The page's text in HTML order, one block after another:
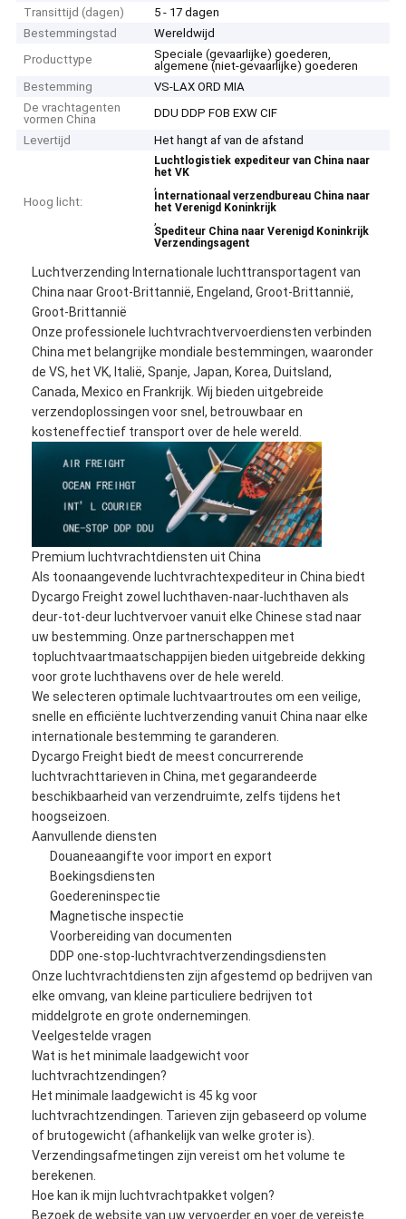
Thuis
Producten
Over ons
Transittijd (dagen)
5 - 17 dagen
Bestemmingstad
Wereldwijd
Producttype
Speciale (gevaarlijke) goederen,
algemene (niet-gevaarlijke) goederen
Bestemming
VS-LAX ORD MIA
De vrachtagenten
vormen China
DDU DDP FOB EXW CIF
Levertijd
Het hangt af van de afstand
Hoog licht:
Luchtlogistiek expediteur van China naar
het VK
,
Internationaal verzendbureau China naar
het Verenigd Koninkrijk
,
Spediteur China naar Verenigd Koninkrijk
Verzendingsagent
Luchtverzending Internationale luchttransportagent van
China naar Groot-Brittannië, Engeland, Groot-Brittannië,
Groot-Brittannië
Onze professionele luchtvrachtvervoerdiensten verbinden
China met belangrijke mondiale bestemmingen, waaronder
de VS, het VK, Italië, Spanje, Japan, Korea, Duitsland,
Canada, Mexico en Frankrijk. Wij bieden uitgebreide
verzendoplossingen voor snel, betrouwbaar en
kosteneffectief transport over de hele wereld.
Premium luchtvrachtdiensten uit China
Als toonaangevende luchtvrachtexpediteur in China biedt
Dycargo Freight zowel luchthaven-naar-luchthaven als
deur-tot-deur luchtvervoer vanuit elke Chinese stad naar
uw bestemming. Onze partnerschappen met
topluchtvaartmaatschappijen bieden uitgebreide dekking
voor grote luchthavens over de hele wereld.
We selecteren optimale luchtvaartroutes om een ​​veilige,
snelle en efficiënte luchtverzending vanuit China naar elke
internationale bestemming te garanderen.
Dycargo Freight biedt de meest concurrerende
luchtvrachttarieven in China, met gegarandeerde
beschikbaarheid van verzendruimte, zelfs tijdens het
hoogseizoen.
Aanvullende diensten
Douaneaangifte voor import en export
Boekingsdiensten
Goedereninspectie
Magnetische inspectie
Voorbereiding van documenten
DDP one-stop-luchtvrachtverzendingsdiensten
Onze luchtvrachtdiensten zijn afgestemd op bedrijven van
elke omvang, van kleine particuliere bedrijven tot
middelgrote en grote ondernemingen.
Veelgestelde vragen
Wat is het minimale laadgewicht voor
luchtvrachtzendingen?
Het minimale laadgewicht is 45 kg voor
luchtvrachtzendingen. Tarieven zijn gebaseerd op volume
of brutogewicht (afhankelijk van welke groter is).
Verzendingsafmetingen zijn vereist om het volume te
berekenen.
Hoe kan ik mijn luchtvrachtpakket volgen?
Bezoek de website van uw vervoerder en voer de vereiste